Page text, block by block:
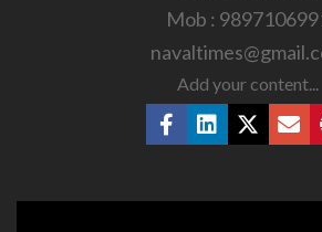
Mob :
Add your content...